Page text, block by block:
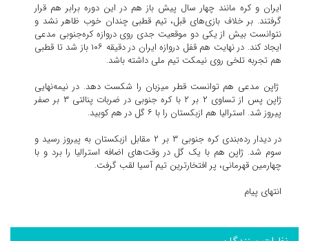
ایران و کره مانند چهار سال پیش باز هم در این دوره برابر هم قرار
گرفتند. بر خلاف بازی‌های قبل، تیم قطبی چندان خوب ظاهر نشد و
نتوانست بیش از یکی دو موقعیت جدی روی دروازه کره‌جنوبی مدعی
ایجاد کند. در نهایت هم قفل دروازه ایران در دقیقه ۱۰۶ باز شد تا قطبی
هم تجربه تلخی روی نیمکت تیم ملی داشته باشد.
ژاپن مدعی هم توانست قطر میزبان را شکست دهد. در نیمه‌نهایی
ژاپن پس از تساوی ۲ بر ۲ با کره جنوبی در ضربات پنالتی ۳ بر صفر
پیروز شد. استرالیا هم ازبکستان را با ۶ گل در هم کوبید.
در دیدار رده‌بندی کره جنوبی ۳ بر ۲ مقابل ازبکستان به پیروز رسید و
سوم شد. ژاپن هم با یک گل در وقت‌های اضافه استرالیا را برد و با
چهارمین قهرمانی، پر افتخارترین تیم آسیا لقب گرفت.
انتهای پیام